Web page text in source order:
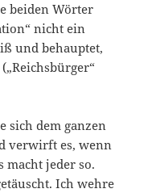
beiden Wörter
nicht ein
und behauptet,
sich dem ganzen
verwirft es, wenn
macht jeder so.
Ich wehre